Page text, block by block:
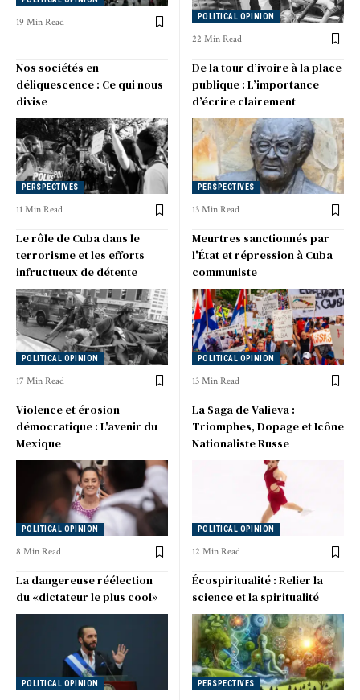
19 Min Read POLITICAL OPINION
22 Min Read
Nos sociétés en
déliquescence : Ce qui nous
divise
PERSPECTIVES
11 Min Read
De la tour d’ivoire à la place
publique : L’importance
d’écrire clairement
PERSPECTIVES
13 Min Read
Le rôle de Cuba dans le
terrorisme et les efforts
infructueux de détente
POLITICAL OPINION
17 Min Read
Meurtres sanctionnés par
l'État et répression à Cuba
communiste
POLITICAL OPINION
13 Min Read
Violence et érosion
démocratique : L'avenir du
Mexique
POLITICAL OPINION
8 Min Read
La Saga de Valieva :
Triomphes, Dopage et Icône
Nationaliste Russe
POLITICAL OPINION
12 Min Read
La dangereuse réélection
du «dictateur le plus cool»
POLITICAL OPINION
Écospiritualité : Relier la
science et la spiritualité
PERSPECTIVES